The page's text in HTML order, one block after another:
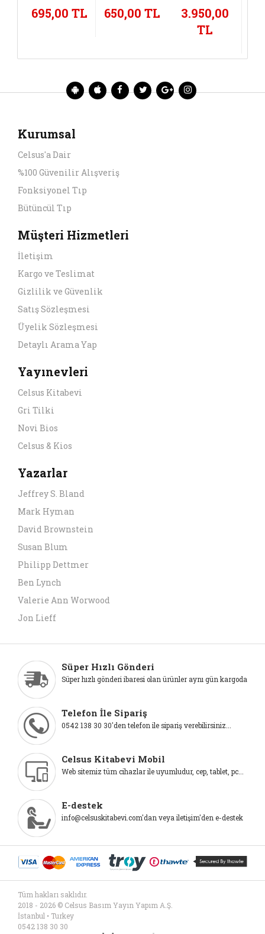
695,00 TL
İle
650,00 TL
İlkeler ve
Uygulamalar
3.950,00
TL
Kurumsal
Celsus'a Dair
%100 Güvenilir Alışveriş
Fonksiyonel Tıp
Bütüncül Tıp
Müşteri Hizmetleri
İletişim
Kargo ve Teslimat
Gizlilik ve Güvenlik
Satış Sözleşmesi
Üyelik Sözleşmesi
Detaylı Arama Yap
Yayınevleri
Celsus Kitabevi
Gri Tilki
Novi Bios
Celsus & Kios
Yazarlar
Jeffrey S. Bland
Mark Hyman
David Brownstein
Susan Blum
Philipp Dettmer
Ben Lynch
Valerie Ann Worwood
Jon Lieff
Süper Hızlı Gönderi
Süper hızlı gönderi ibaresi olan ürünler aynı gün kargoda
Telefon İle Sipariş
0542 138 30 30'den telefon ile sipariş verebilirsiniz...
Celsus Kitabevi Mobil
Web sitemiz tüm cihazlar ile uyumludur, cep, tablet, pc...
E-destek
info@celsuskitabevi.com'dan veya iletişim'den e-destek
Tüm hakları saklıdır.
2018 - 2026 © Celsus Basım Yayın Yapım A.Ş.
İstanbul • Turkey
0542 138 30 30